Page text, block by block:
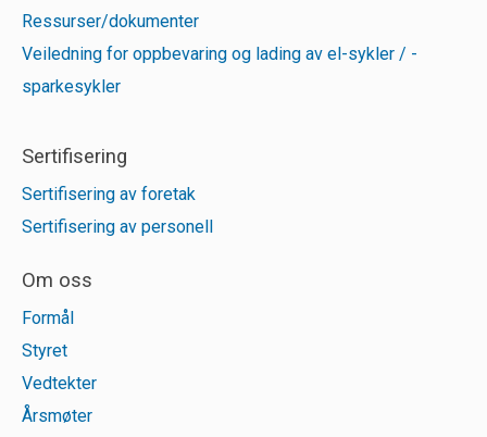
Ressurser/dokumenter
Veiledning for oppbevaring og lading av el-sykler / -
sparkesykler
Sertifisering
Sertifisering av foretak
Sertifisering av personell
Om oss
Formål
Styret
Vedtekter
Årsmøter